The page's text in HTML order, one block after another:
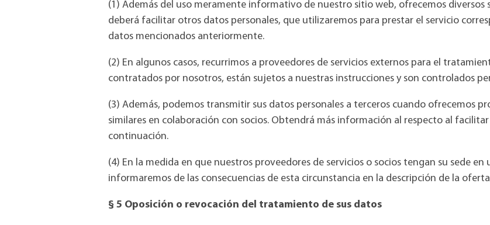
(1) Además del uso meramente informativo de nuestro sitio web, ofrecemos diversos
deberá facilitar otros datos personales, que utilizaremos para prestar el servicio
datos mencionados anteriormente.
(2) En algunos casos, recurrimos a proveedores de servicios externos para el
contratados por nosotros, están sujetos a nuestras instrucciones y son controlados
(3) Además, podemos transmitir sus datos personales a terceros cuando ofrecemos
similares en colaboración con socios. Obtendrá más información al respecto al
continuación.
(4) En la medida en que nuestros proveedores de servicios o socios tengan su sede en
informaremos de las consecuencias de esta circunstancia en la descripción de la
§ 5 Oposición o revocación del tratamiento de sus datos